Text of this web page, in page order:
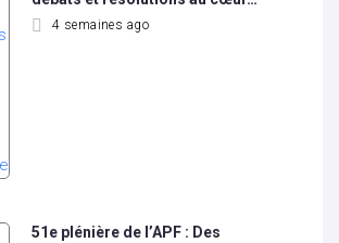
4 semaines ago
51e plénière de l’APF : Des